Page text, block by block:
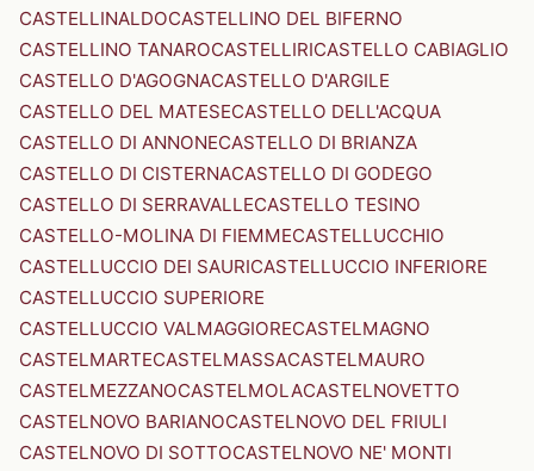
CASTELLINALDOCASTELLINO DEL BIFERNO
CASTELLINO TANAROCASTELLIRICASTELLO CABIAGLIO
CASTELLO D'AGOGNACASTELLO D'ARGILE
CASTELLO DEL MATESECASTELLO DELL'ACQUA
CASTELLO DI ANNONECASTELLO DI BRIANZA
CASTELLO DI CISTERNACASTELLO DI GODEGO
CASTELLO DI SERRAVALLECASTELLO TESINO
CASTELLO-MOLINA DI FIEMMECASTELLUCCHIO
CASTELLUCCIO DEI SAURICASTELLUCCIO INFERIORE
CASTELLUCCIO SUPERIORE
CASTELLUCCIO VALMAGGIORECASTELMAGNO
CASTELMARTECASTELMASSACASTELMAURO
CASTELMEZZANOCASTELMOLACASTELNOVETTO
CASTELNOVO BARIANOCASTELNOVO DEL FRIULI
CASTELNOVO DI SOTTOCASTELNOVO NE' MONTI